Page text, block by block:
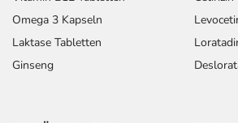
Omega 3 Kapseln
Laktase Tabletten
Ginseng